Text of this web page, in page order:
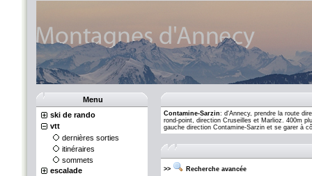
Menu
ski de rando
vtt
dernières sorties
itinéraires
sommets
escalade
Contamine-Sarzin: d'Annecy, prendre la route
rond-point, direction Cruseilles et Marlioz. 400m
gauche direction Contamine-Sarzin et se garer à
>> Recherche avancée